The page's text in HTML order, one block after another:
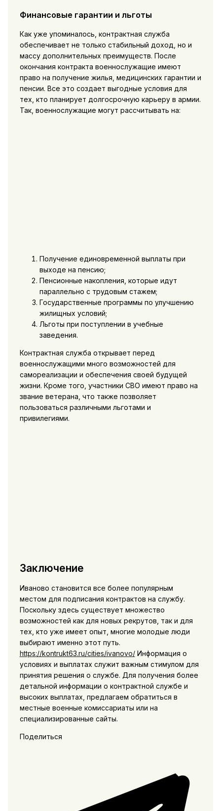
Финансовые гарантии и льготы
Как уже упоминалось, контрактная служба
обеспечивает не только стабильный доход, но и
массу дополнительных преимуществ. После
окончания контракта военнослужащие имеют
право на получение жилья, медицинских гарантии и
пенсии. Все это создает выгодные условия для
тех, кто планирует долгосрочную карьеру в армии.
Так, военнослужащие могут рассчитывать на:
Получение единовременной выплаты при
выходе на пенсию;
Пенсионные накопления, которые идут
параллельно с трудовым стажем;
Государственные программы по улучшению
жилищных условий;
Льготы при поступлении в учебные
заведения.
Контрактная служба открывает перед
военнослужащими много возможностей для
самореализации и обеспечения своей будущей
жизни. Кроме того, участники СВО имеют право на
звание ветерана, что также позволяет
пользоваться различными льготами и
привилегиями.
Заключение
Иваново становится все более популярным
местом для подписания контрактов на службу.
Поскольку здесь существует множество
возможностей как для новых рекрутов, так и для
тех, кто уже имеет опыт, многие молодые люди
выбирают именно этот путь.
https://kontrukt63.ru/cities/ivanovo/Информация о
условиях и выплатах служит важным стимулом для
принятия решения о службе. Для получения более
детальной информации о контрактной службе и
высоких выплатах, предлагаем обратиться в
местные военные комиссариаты или на
специализированные сайты.
Поделиться